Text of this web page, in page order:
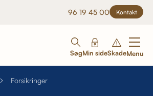
96 19 45 00 Kontakt
SøgMin sideSkadeMenu
Forsikringer